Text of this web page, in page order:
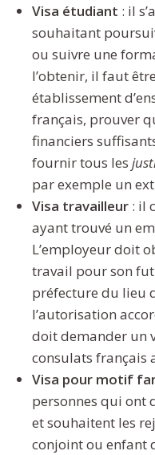
Visa étudiant : il
souhaitant
ou suivre une
l’obtenir, il faut
établissement
français, prouver
financiers
fournir tous les
par exemple un
Visa travailleur : il
ayant trouvé un
L’employeur doit
travail pour son
préfecture du lieu
l’autorisation
doit demander un
consulats français
Visa pour motif
personnes qui ont
et souhaitent les
conjoint ou enfant